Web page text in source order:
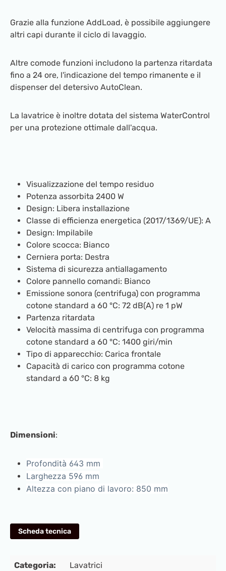
Grazie alla funzione AddLoad, è possibile aggiungere
altri capi durante il ciclo di lavaggio.
Altre comode funzioni includono la partenza ritardata
fino a 24 ore, l'indicazione del tempo rimanente e il
dispenser del detersivo AutoClean.
La lavatrice è inoltre dotata del sistema WaterControl
per una protezione ottimale dall'acqua.
Visualizzazione del tempo residuo
Potenza assorbita 2400 W
Design: Libera installazione
Classe di efficienza energetica (2017/1369/UE): A
Design: Impilabile
Colore scocca: Bianco
Cerniera porta: Destra
Sistema di sicurezza antiallagamento
Colore pannello comandi: Bianco
Emissione sonora (centrifuga) con programma
cotone standard a 60 °C: 72 dB(A) re 1 pW
Partenza ritardata
Velocità massima di centrifuga con programma
cotone standard a 60 °C: 1400 giri/min
Tipo di apparecchio: Carica frontale
Capacità di carico con programma cotone
standard a 60 °C: 8 kg
Dimensioni:
Profondità 643 mm
Larghezza 596 mm
Altezza con piano di lavoro: 850 mm
Scheda tecnica
Categoria: Lavatrici